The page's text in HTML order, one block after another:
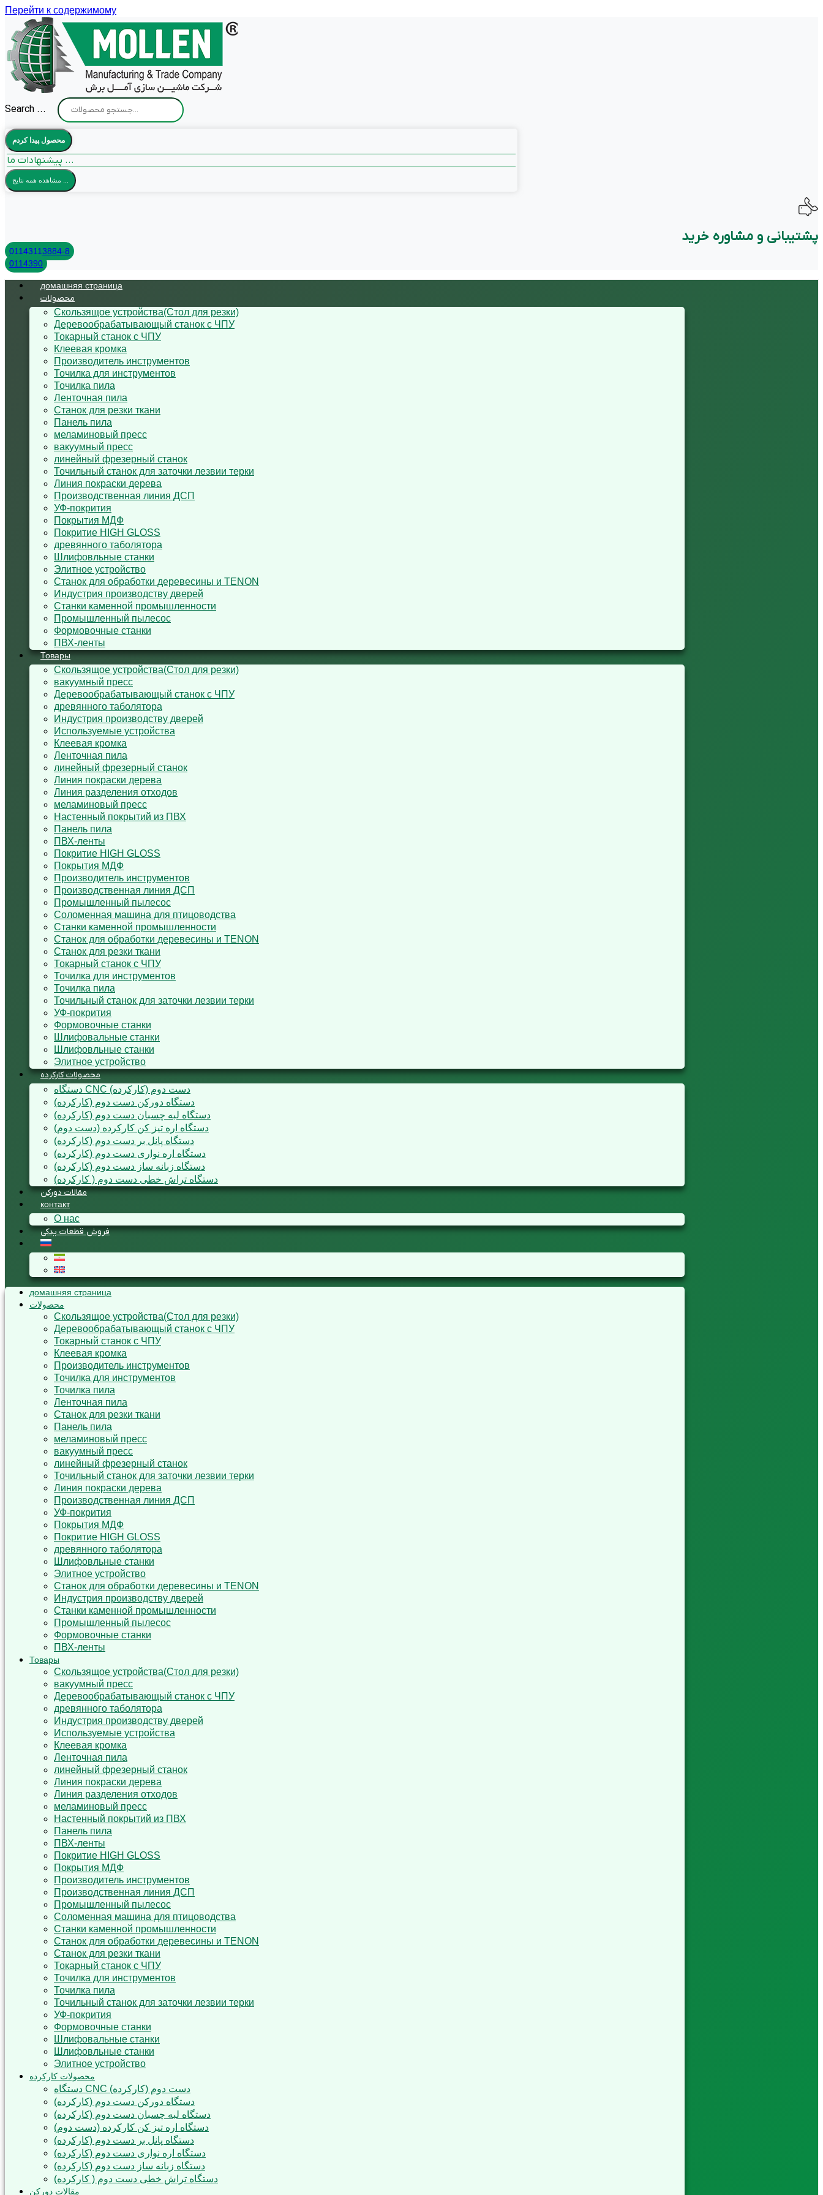
Перейти к содержимому
Search ...
محصول پیدا کردم
پیشنهادات ما ...
پشتیبانی و مشاوره خرید
01143113884-8
0114390
домашняя страница
محصولات
Cкользящoe устройствa(Стол для резки)
Деревообрабатывающый станок с ЧПУ
Токарный станок с ЧПУ
Клеевая кромка
Производитель инструментов
Точилка для инструментов
Точилка пила
Ленточная пила
Станок для резки ткани
Панель пила
меламиновый пресс
вакуумный пресс
линейный фрезерный станок
Точильный станок для заточки лезвии терки
Линия покраски дерева
Производственная линия ДСП
УФ-покрития
Покрытия МДФ
Покритие HIGH GLOSS
древянного таболятора
Шлифовльные станки
Элитное устройство
Станок для обработки деревесины и TENON
Индустрия производству дверей
Станки каменной промышленности
Промышленный пылесос
Формовочные станки
ПВХ-ленты
Товары
Cкользящoe устройствa(Стол для резки)
вакуумный пресс
Деревообрабатывающый станок с ЧПУ
древянного таболятора
Индустрия производству дверей
Используемые устройства
Клеевая кромка
Ленточная пила
линейный фрезерный станок
Линия покраски дерева
Линия разделения отходов
меламиновый пресс
Настенный покрытий из ПВХ
Панель пила
ПВХ-ленты
Покритие HIGH GLOSS
Покрытия МДФ
Производитель инструментов
Производственная линия ДСП
Промышленный пылесос
Соломенная машина для птицоводства
Станки каменной промышленности
Станок для обработки деревесины и TENON
Станок для резки ткани
Токарный станок с ЧПУ
Точилка для инструментов
Точилка пила
Точильный станок для заточки лезвии терки
УФ-покрития
Формовочные станки
Шлифовальные станки
Шлифовльные станки
Элитное устройство
محصولات کارکرده
دستگاه CNC دست دوم (کارکرده)
دستگاه دورکن دست دوم (کارکرده)
دستگاه لبه چسبان دست دوم (کارکرده)
دستگاه اره تیز کن کارکرده (دست دوم)
دستگاه پانل بر دست دوم (کارکرده)
دستگاه اره نواری دست دوم (کارکرده)
دستگاه زبانه ساز دست دوم (کارکرده)
دستگاه تراش خطی دست دوم ( کارکرده)
مقالات دورکن
контакт
О нас
فروش قطعات یدکی
домашняя страница
محصولات
Cкользящoe устройствa(Стол для резки)
Деревообрабатывающый станок с ЧПУ
Токарный станок с ЧПУ
Клеевая кромка
Производитель инструментов
Точилка для инструментов
Точилка пила
Ленточная пила
Станок для резки ткани
Панель пила
меламиновый пресс
вакуумный пресс
линейный фрезерный станок
Точильный станок для заточки лезвии терки
Линия покраски дерева
Производственная линия ДСП
УФ-покрития
Покрытия МДФ
Покритие HIGH GLOSS
древянного таболятора
Шлифовльные станки
Элитное устройство
Станок для обработки деревесины и TENON
Индустрия производству дверей
Станки каменной промышленности
Промышленный пылесос
Формовочные станки
ПВХ-ленты
Товары
Cкользящoe устройствa(Стол для резки)
вакуумный пресс
Деревообрабатывающый станок с ЧПУ
древянного таболятора
Индустрия производству дверей
Используемые устройства
Клеевая кромка
Ленточная пила
линейный фрезерный станок
Линия покраски дерева
Линия разделения отходов
меламиновый пресс
Настенный покрытий из ПВХ
Панель пила
ПВХ-ленты
Покритие HIGH GLOSS
Покрытия МДФ
Производитель инструментов
Производственная линия ДСП
Промышленный пылесос
Соломенная машина для птицоводства
Станки каменной промышленности
Станок для обработки деревесины и TENON
Станок для резки ткани
Токарный станок с ЧПУ
Точилка для инструментов
Точилка пила
Точильный станок для заточки лезвии терки
УФ-покрития
Формовочные станки
Шлифовальные станки
Шлифовльные станки
Элитное устройство
محصولات کارکرده
دستگاه CNC دست دوم (کارکرده)
دستگاه دورکن دست دوم (کارکرده)
دستگاه لبه چسبان دست دوم (کارکرده)
دستگاه اره تیز کن کارکرده (دست دوم)
دستگاه پانل بر دست دوم (کارکرده)
دستگاه اره نواری دست دوم (کارکرده)
دستگاه زبانه ساز دست دوم (کارکرده)
دستگاه تراش خطی دست دوم ( کارکرده)
مقالات دورکن